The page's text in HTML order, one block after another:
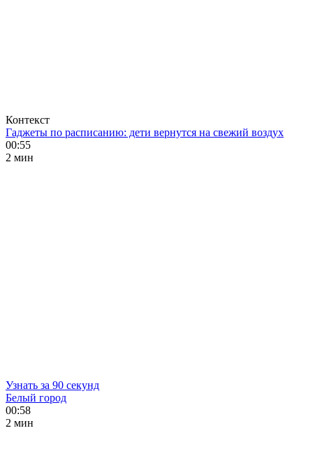
Контекст
Гаджеты по расписанию: дети вернутся на свежий воздух
00:55
2 мин
Узнать за 90 секунд
Белый город
00:58
2 мин